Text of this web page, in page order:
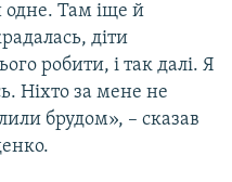
одне. Там іще й
діти
робити, і так далі. Я
Ніхто за мене не
брудом», – сказав